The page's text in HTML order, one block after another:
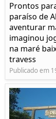
Prontos
paraíso de
aventurar
imaginou
na maré
travess
Publicado em